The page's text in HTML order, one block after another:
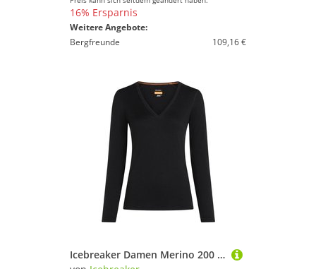
16% Ersparnis
Weitere Angebote:
Bergfreunde
109,16 €
Icebreaker Damen Merino 200 Oasis V Neck Longsleeve